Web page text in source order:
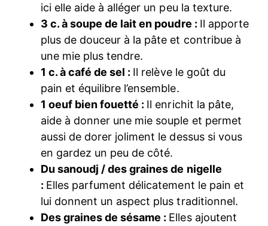
ici elle aide à alléger un peu la texture.
3 c. à soupe de lait en poudre : Il apporte
plus de douceur à la pâte et contribue à
une mie plus tendre.
1 c. à café de sel : Il relève le goût du
pain et équilibre l’ensemble.
1 oeuf bien fouetté : Il enrichit la pâte,
aide à donner une mie souple et permet
aussi de dorer joliment le dessus si vous
en gardez un peu de côté.
Du sanoudj / des graines de nigelle
: Elles parfument délicatement le pain et
lui donnent un aspect plus traditionnel.
Des graines de sésame : Elles ajoutent